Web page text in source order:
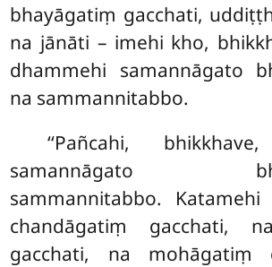
bhayāgatiṃ gacchati,
na jānāti – imehi kho,
dhammehi samannāgato
na sammannitabbo.
‘‘Pañcahi,
samannāgato
sammannitabbo. Katamehi
chandāgatiṃ gacchati,
gacchati, na mohāgatiṃ